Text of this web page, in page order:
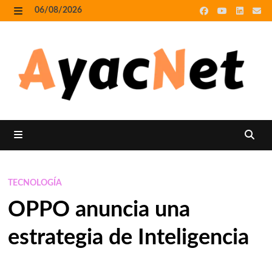
Skip
to
06/08/2026
TECNOLOGÍA
OPPO anuncia una
estrategia de Inteligencia